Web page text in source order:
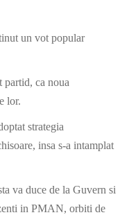
un vot popular
partid, ca noua
lor.
strategia
insa s-a intamplat
va duce de la Guvern si
in PMAN, orbiti de